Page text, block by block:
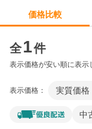
価格比較
全1件
表示価格が安い順に表示
表示価格： 実質価格
中